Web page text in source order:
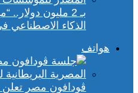
بـ 2 مليون
الذكاء الاصطناعي
هواتف